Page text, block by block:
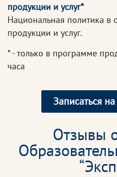
продукции и услуг*
Национальная политика в
продукции и услуг.
* - только в программе
часа
Записаться
Отзывы